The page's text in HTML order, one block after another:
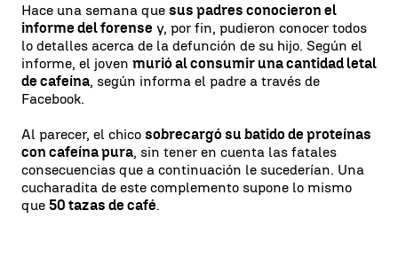
Hace una semana que sus padres conocieron el
informe del forense y, por fin, pudieron conocer todos
lo detalles acerca de la defunción de su hijo. Según el
informe, el joven murió al consumir una cantidad letal
de cafeína, según informa el padre a través de
Facebook.
Al parecer, el chico sobrecargó su batido de proteínas
con cafeína pura, sin tener en cuenta las fatales
consecuencias que a continuación le sucederían. Una
cucharadita de este complemento supone lo mismo
que 50 tazas de café.